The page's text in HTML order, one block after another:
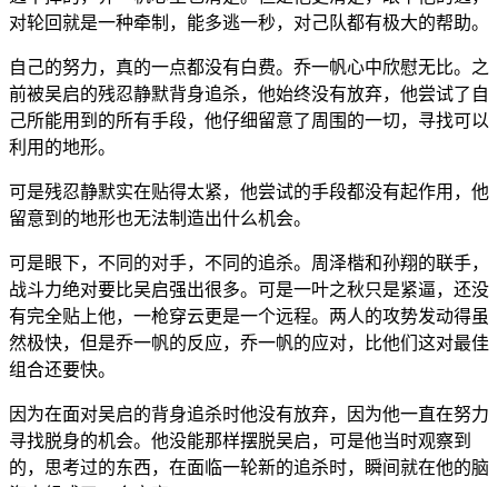
对轮回就是一种牵制，能多逃一秒，对己队都有极大的帮助。
自己的努力，真的一点都没有白费。乔一帆心中欣慰无比。之
前被吴启的残忍静默背身追杀，他始终没有放弃，他尝试了自
己所能用到的所有手段，他仔细留意了周围的一切，寻找可以
利用的地形。
可是残忍静默实在贴得太紧，他尝试的手段都没有起作用，他
留意到的地形也无法制造出什么机会。
可是眼下，不同的对手，不同的追杀。周泽楷和孙翔的联手，
战斗力绝对要比吴启强出很多。可是一叶之秋只是紧逼，还没
有完全贴上他，一枪穿云更是一个远程。两人的攻势发动得虽
然极快，但是乔一帆的反应，乔一帆的应对，比他们这对最佳
组合还要快。
因为在面对吴启的背身追杀时他没有放弃，因为他一直在努力
寻找脱身的机会。他没能那样摆脱吴启，可是他当时观察到
的，思考过的东西，在面临一轮新的追杀时，瞬间就在他的脑